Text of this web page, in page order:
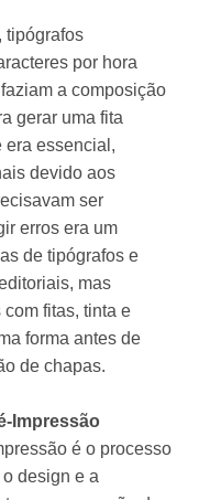
tipógrafos
por hora
a composição
gerar uma fita
era essencial,
devido aos
ser
erros era um
de tipógrafos e
mas
fitas, tinta e
forma antes de
de chapas.
Impressão
é o processo
design e a